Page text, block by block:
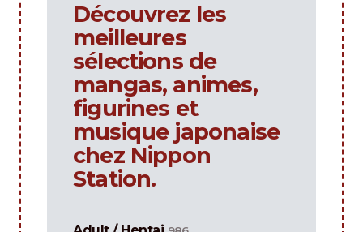
Découvrez les
meilleures
sélections de
mangas, animes,
figurines et
musique japonaise
chez Nippon
Station.